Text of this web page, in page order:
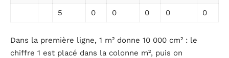
5
0 0 0 0 0
Dans la première ligne, 1 m² donne 10 000 cm² : le
chiffre 1 est placé dans la colonne m², puis on